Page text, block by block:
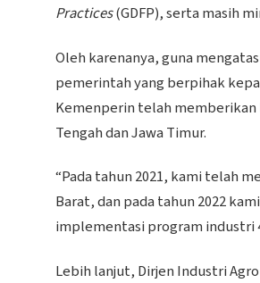
Practices(GDFP), serta masih
Oleh karenanya, guna
pemerintah yang berpihak
Kemenperin telah memberikan
Tengah dan Jawa Timur.
“Pada tahun 2021, kami telah
Barat, dan pada tahun 2022
implementasi program industri
Lebih lanjut, Dirjen Industri